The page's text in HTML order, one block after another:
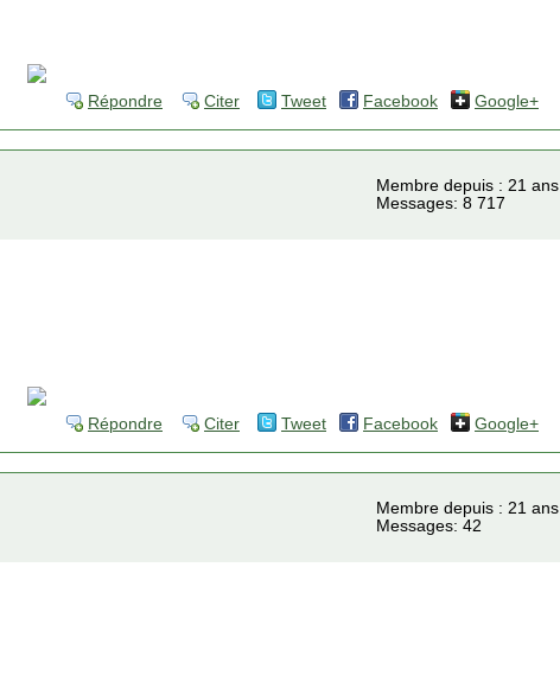
Répondre Citer Tweet Facebook Google+
Membre depuis : 21 ans
Messages: 8 717
Répondre Citer Tweet Facebook Google+
Membre depuis : 21 ans
Messages: 42